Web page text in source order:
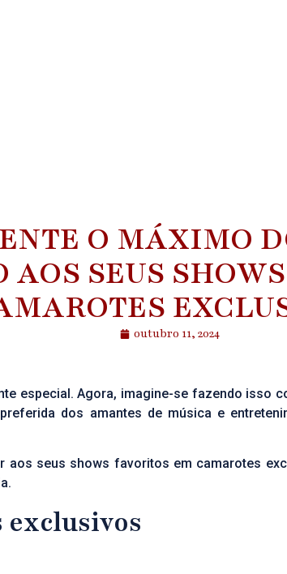
O MÁXIMO
SEUS
outubro 11, 2024
especial. Agora, imagine-se fazendo isso
dos amantes de música e
aos seus shows favoritos em camarotes
exclusivos